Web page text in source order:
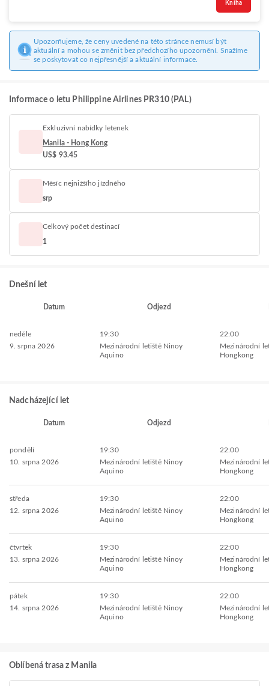
Kniha
Upozorňujeme, že ceny uvedené na této stránce nemusí být
aktuální a mohou se změnit bez předchozího upozornění. Snažíme
se poskytovat co nejpřesnější a aktuální informace.
Informace o letu Philippine Airlines PR310 (PAL)
Exkluzivní nabídky letenek
Manila - Hong Kong
US$ 93.45
Měsíc nejnižšího jízdného
srp
Celkový počet destinací
1
Dnešní let
Datum Odjezd
neděle
9. srpna 2026
19:30
Mezinárodní letiště Ninoy
Aquino
22:00
Mezinárodní
Hongkong
Nadcházející let
Datum Odjezd
pondělí
10. srpna 2026
19:30
Mezinárodní letiště Ninoy
Aquino
22:00
Mezinárodní
Hongkong
středa
12. srpna 2026
19:30
Mezinárodní letiště Ninoy
Aquino
22:00
Mezinárodní
Hongkong
čtvrtek
13. srpna 2026
19:30
Mezinárodní letiště Ninoy
Aquino
22:00
Mezinárodní
Hongkong
pátek
14. srpna 2026
19:30
Mezinárodní letiště Ninoy
Aquino
22:00
Mezinárodní
Hongkong
Oblíbená trasa z Manila